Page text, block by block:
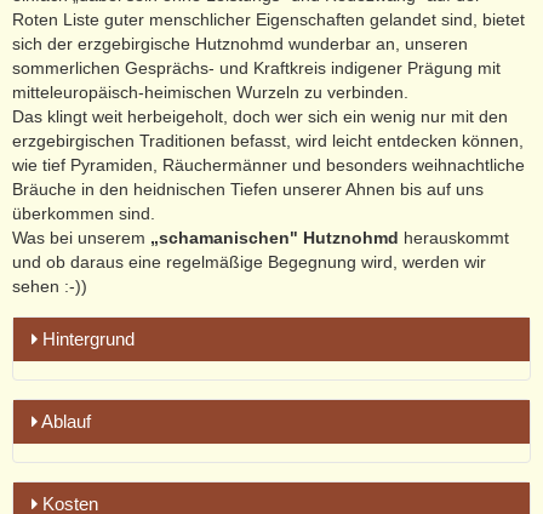
Roten Liste guter menschlicher Eigenschaften gelandet sind, bietet
sich der erzgebirgische Hutznohmd wunderbar an, unseren
sommerlichen Gesprächs- und Kraftkreis indigener Prägung mit
mitteleuropäisch-heimischen Wurzeln zu verbinden.
Das klingt weit herbeigeholt, doch wer sich ein wenig nur mit den
erzgebirgischen Traditionen befasst, wird leicht entdecken können,
wie tief Pyramiden, Räuchermänner und besonders weihnachtliche
Bräuche in den heidnischen Tiefen unserer Ahnen bis auf uns
überkommen sind.
Was bei unserem „schamanischen" Hutznohmd herauskommt
und ob daraus eine regelmäßige Begegnung wird, werden wir
sehen :-))
Hintergrund
Im erzgebirgischen Hutznohmd klingt eine uralte menschliche
Begegnungsweise an, wie sie inzwischen leider sogar mit den
das Zusammenkommen
Ablauf
Aktuelle Termine untenstehend!
Kosten